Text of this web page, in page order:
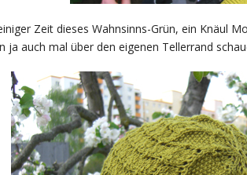
Zeit dieses Wahnsinns-Grün, ein Knäul
ja auch mal über den eigenen Tellerrand